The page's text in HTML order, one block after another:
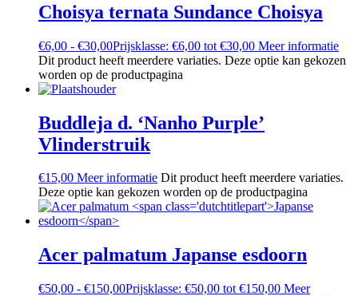
Choisya ternata Sundance Choisya
€6,00 - €30,00Prijsklasse: €6,00 tot €30,00 Meer informatie
Dit product heeft meerdere variaties. Deze optie kan gekozen
worden op de productpagina
Buddleja d. ‘Nanho Purple’
Vlinderstruik
€15,00 Meer informatie Dit product heeft meerdere variaties.
Deze optie kan gekozen worden op de productpagina
Acer palmatum Japanse esdoorn
€50,00 - €150,00Prijsklasse: €50,00 tot €150,00 Meer